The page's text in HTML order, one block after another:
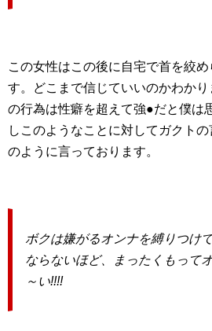
この女性はこの後に自宅で首を絞
す。どこまで信じていいのかわかり
の行為は性癖を超えて強●だと僕は
しこのようなことに対してガクト
のように言っております。
ボクは嫌がるオンナを縛りつけ
ならないほど、まったくもって
～い!!!!